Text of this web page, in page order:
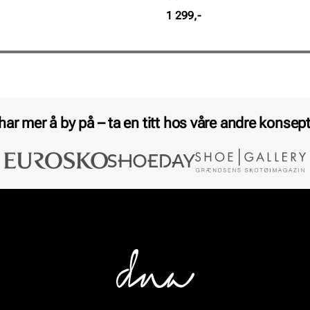
Pris
1 299,-
mer å by på – ta en titt hos våre andre